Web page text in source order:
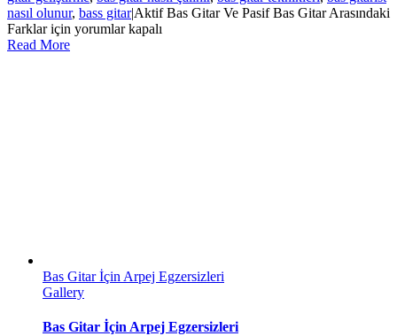
nasıl olunur, bass gitar|Aktif Bas Gitar Ve Pasif Bas Gitar Arasındaki
Farklar için yorumlar kapalı
Read More
Bas Gitar İçin Arpej Egzersizleri
Gallery
Bas Gitar İçin Arpej Egzersizleri